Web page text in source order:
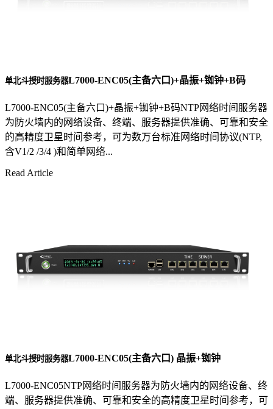
单北斗授时服务器L7000-ENC05(主备六口)+晶振+铷钟+B码
L7000-ENC05(主备六口)+晶振+铷钟+B码NTP网络时间服务器
为防火墙内的网络设备、终端、服务器提供准确、可靠和安全
的高精度卫星时间参考，可为数万台标准网络时间协议(NTP,
含V1/2 /3/4 )和简单网络...
Read Article
单北斗授时服务器L7000-ENC05(主备六口) 晶振+铷钟
L7000-ENC05NTP网络时间服务器为防火墙内的网络设备、终
端、服务器提供准确、可靠和安全的高精度卫星时间参考，可